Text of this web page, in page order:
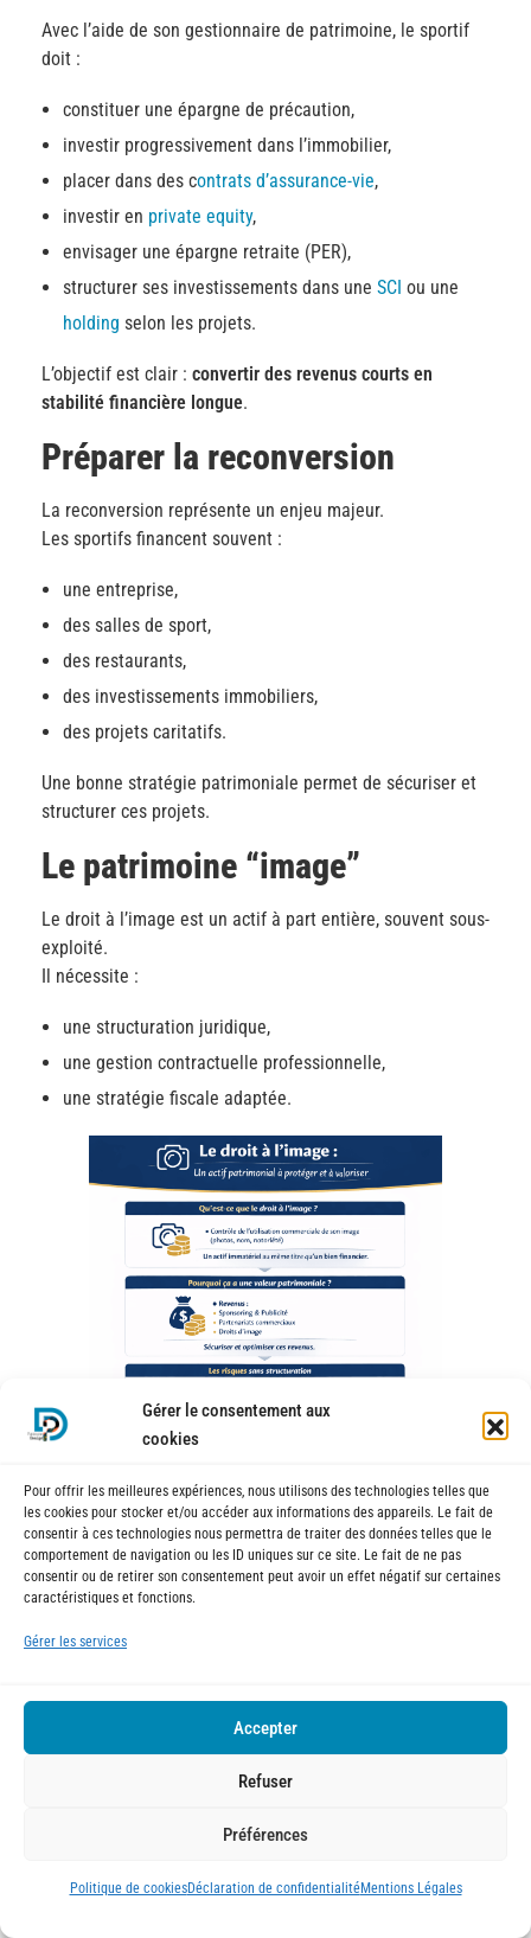
Gérer le consentement aux
cookies
Pour offrir les meilleures expériences, nous utilisons des technologies telles que
les cookies pour stocker et/ou accéder aux informations des appareils. Le fait de
consentir à ces technologies nous permettra de traiter des données telles que le
comportement de navigation ou les ID uniques sur ce site. Le fait de ne pas
consentir ou de retirer son consentement peut avoir un effet négatif sur certaines
caractéristiques et fonctions.
Gérer les services
Accepter
Refuser
Préférences
Politique de cookiesDéclaration de confidentialitéMentions Légales
Avec l’aide de son gestionnaire de patrimoine, le sportif
doit :
constituer une épargne de précaution,
investir progressivement dans l’immobilier,
placer dans des contrats d’assurance-vie,
investir en private equity,
envisager une épargne retraite (PER),
structurer ses investissements dans une SCI ou une
holding selon les projets.
L’objectif est clair : convertir des revenus courts en
stabilité financière longue.
Préparer la reconversion
La reconversion représente un enjeu majeur.
Les sportifs financent souvent :
une entreprise,
des salles de sport,
des restaurants,
des investissements immobiliers,
des projets caritatifs.
Une bonne stratégie patrimoniale permet de sécuriser et
structurer ces projets.
Le patrimoine “image”
Le droit à l’image est un actif à part entière, souvent sous-
exploité.
Il nécessite :
une structuration juridique,
une gestion contractuelle professionnelle,
une stratégie fiscale adaptée.
Transmission et pérennisation
du patrimoine
Holding, société de gestion de droits, ou
une gestion centralisée,